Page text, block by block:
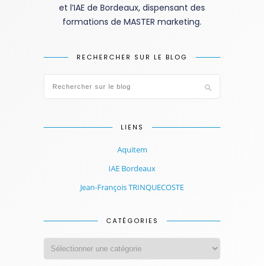
et l’IAE de Bordeaux, dispensant des
formations de MASTER marketing.
RECHERCHER SUR LE BLOG
LIENS
Aquitem
IAE Bordeaux
Jean-François TRINQUECOSTE
CATÉGORIES